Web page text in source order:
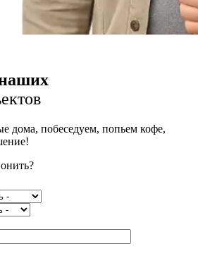
дома, побеседуем, попьем кофе,